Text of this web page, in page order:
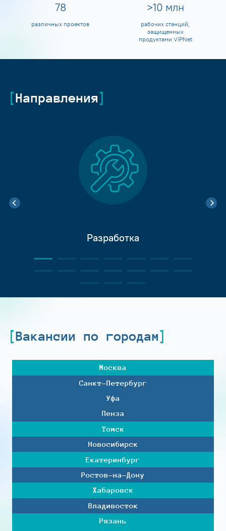
80
различных проектов
>10 млн
рабочих станций,
защищенных
продуктами ViPNet
Направления
Разработка
Вакансии по городам
Москва
Санкт-Петербург
Уфа
Пенза
Томск
Новосибирск
Екатеринбург
Ростов-на-Дону
Хабаровск
Владивосток
Рязань